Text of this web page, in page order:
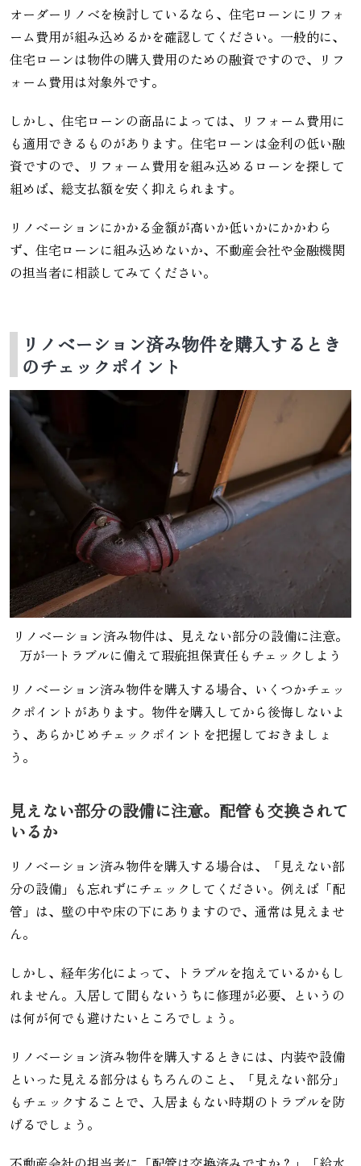
オーダーリノベを検討しているなら、住宅ローンにリフォ
ーム費用が組み込めるかを確認してください。一般的に、
住宅ローンは物件の購入費用のための融資ですので、リフ
ォーム費用は対象外です。
しかし、住宅ローンの商品によっては、リフォーム費用に
も適用できるものがあります。住宅ローンは金利の低い融
資ですので、リフォーム費用を組み込めるローンを探して
組めば、総支払額を安く抑えられます。
リノベーションにかかる金額が高いか低いかにかかわら
ず、住宅ローンに組み込めないか、不動産会社や金融機関
の担当者に相談してみてください。
リノベーション済み物件を購入するとき
のチェックポイント
リノベーション済み物件は、見えない部分の設備に注意。
万が一トラブルに備えて瑕疵担保責任もチェックしよう
リノベーション済み物件を購入する場合、いくつかチェッ
クポイントがあります。物件を購入してから後悔しないよ
う、あらかじめチェックポイントを把握しておきましょ
う。
見えない部分の設備に注意。配管も交換されて
いるか
リノベーション済み物件を購入する場合は、「見えない部
分の設備」も忘れずにチェックしてください。例えば「配
管」は、壁の中や床の下にありますので、通常は見えませ
ん。
しかし、経年劣化によって、トラブルを抱えているかもし
れません。入居して間もないうちに修理が必要、というの
は何が何でも避けたいところでしょう。
リノベーション済み物件を購入するときには、内装や設備
といった見える部分はもちろんのこと、「見えない部分」
もチェックすることで、入居まもない時期のトラブルを防
げるでしょう。